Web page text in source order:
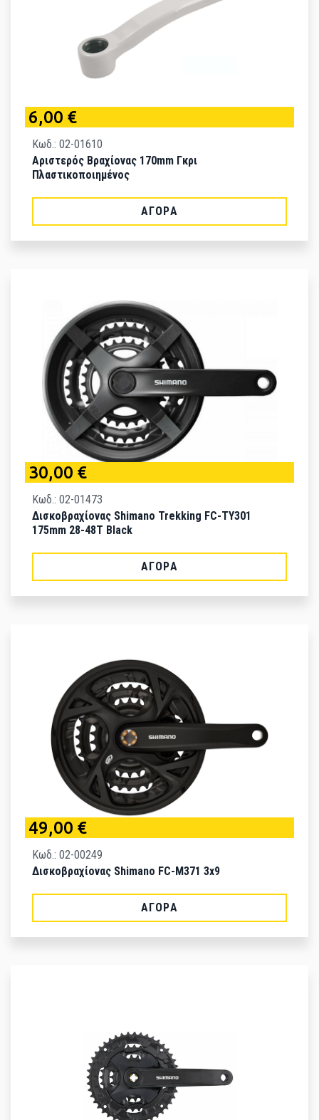
6,00 €
Κωδ.: 02-01610
Αριστερός Βραχίονας 170mm Γκρι
Πλαστικοποιημένος
ΑΓΟΡΆ
30,00 €
Κωδ.: 02-01473
Δισκοβραχίονας Shimano Trekking FC-TY301
175mm 28-48T Black
ΑΓΟΡΆ
49,00 €
Κωδ.: 02-00249
Δισκοβραχίονας Shimano FC-M371 3x9
ΑΓΟΡΆ